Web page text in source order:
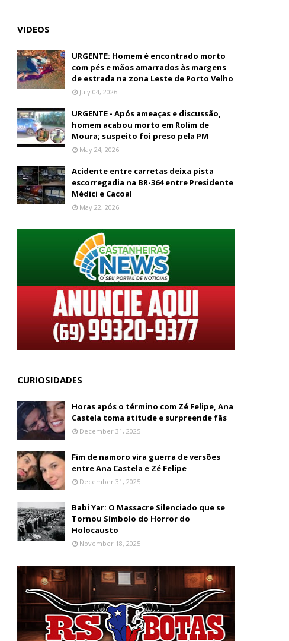
VIDEOS
URGENTE: Homem é encontrado morto
com pés e mãos amarrados às margens
de estrada na zona Leste de Porto Velho
July 04, 2026
URGENTE - Após ameaças e discussão,
homem acabou morto em Rolim de
Moura; suspeito foi preso pela PM
May 24, 2026
Acidente entre carretas deixa pista
escorregadia na BR-364 entre Presidente
Médici e Cacoal
May 22, 2026
CURIOSIDADES
Horas após o término com Zé Felipe, Ana
Castela toma atitude e surpreende fãs
December 31, 2025
Fim de namoro vira guerra de versões
entre Ana Castela e Zé Felipe
December 31, 2025
Babi Yar: O Massacre Silenciado que se
Tornou Símbolo do Horror do
Holocausto
November 18, 2025